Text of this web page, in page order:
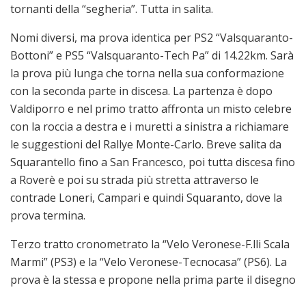
tornanti della “segheria”. Tutta in salita.
Nomi diversi, ma prova identica per PS2 “Valsquaranto-
Bottoni” e PS5 “Valsquaranto-Tech Pa” di 14.22km. Sarà
la prova più lunga che torna nella sua conformazione
con la seconda parte in discesa. La partenza è dopo
Valdiporro e nel primo tratto affronta un misto celebre
con la roccia a destra e i muretti a sinistra a richiamare
le suggestioni del Rallye Monte-Carlo. Breve salita da
Squarantello fino a San Francesco, poi tutta discesa fino
a Roverè e poi su strada più stretta attraverso le
contrade Loneri, Campari e quindi Squaranto, dove la
prova termina.
Terzo tratto cronometrato la “Velo Veronese-F.lli Scala
Marmi” (PS3) e la “Velo Veronese-Tecnocasa” (PS6). La
prova è la stessa e propone nella prima parte il disegno